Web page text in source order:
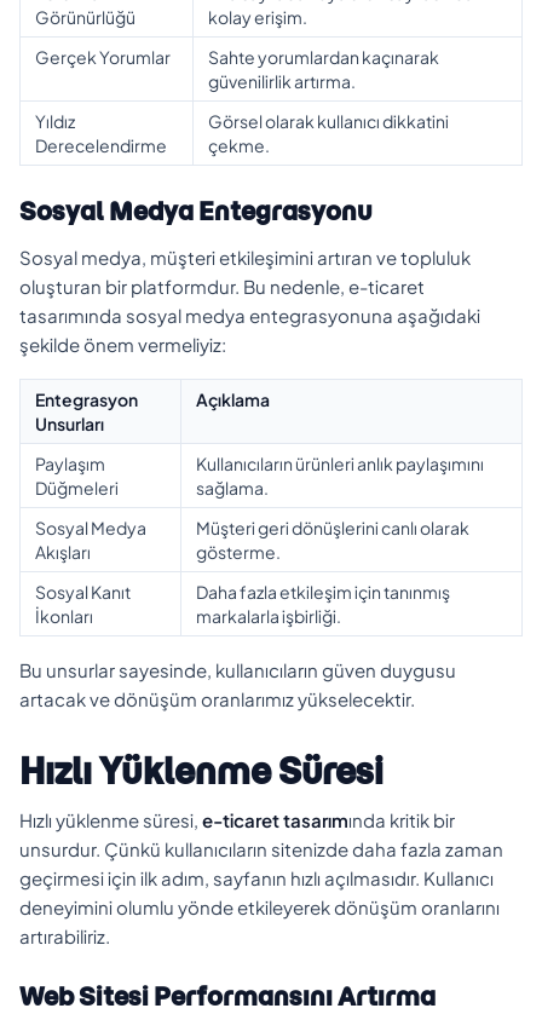
Görünürlüğü
kolay erişim.
Gerçek Yorumlar
Sahte yorumlardan kaçınarak
güvenilirlik artırma.
Yıldız
Derecelendirme
Görsel olarak kullanıcı dikkatini
çekme.
Sosyal Medya Entegrasyonu
Sosyal medya, müşteri etkileşimini artıran ve topluluk
oluşturan bir platformdur. Bu nedenle, e-ticaret
tasarımında sosyal medya entegrasyonuna aşağıdaki
şekilde önem vermeliyiz:
Entegrasyon
Unsurları
Açıklama
Paylaşım
Düğmeleri
Kullanıcıların ürünleri anlık paylaşımını
sağlama.
Sosyal Medya
Akışları
Müşteri geri dönüşlerini canlı olarak
gösterme.
Sosyal Kanıt
İkonları
Daha fazla etkileşim için tanınmış
markalarla işbirliği.
Bu unsurlar sayesinde, kullanıcıların güven duygusu
artacak ve dönüşüm oranlarımız yükselecektir.
Hızlı Yüklenme Süresi
Hızlı yüklenme süresi, e-ticaret tasarımında kritik bir
unsurdur. Çünkü kullanıcıların sitenizde daha fazla zaman
geçirmesi için ilk adım, sayfanın hızlı açılmasıdır. Kullanıcı
deneyimini olumlu yönde etkileyerek dönüşüm oranlarını
artırabiliriz.
Web Sitesi Performansını Artırma